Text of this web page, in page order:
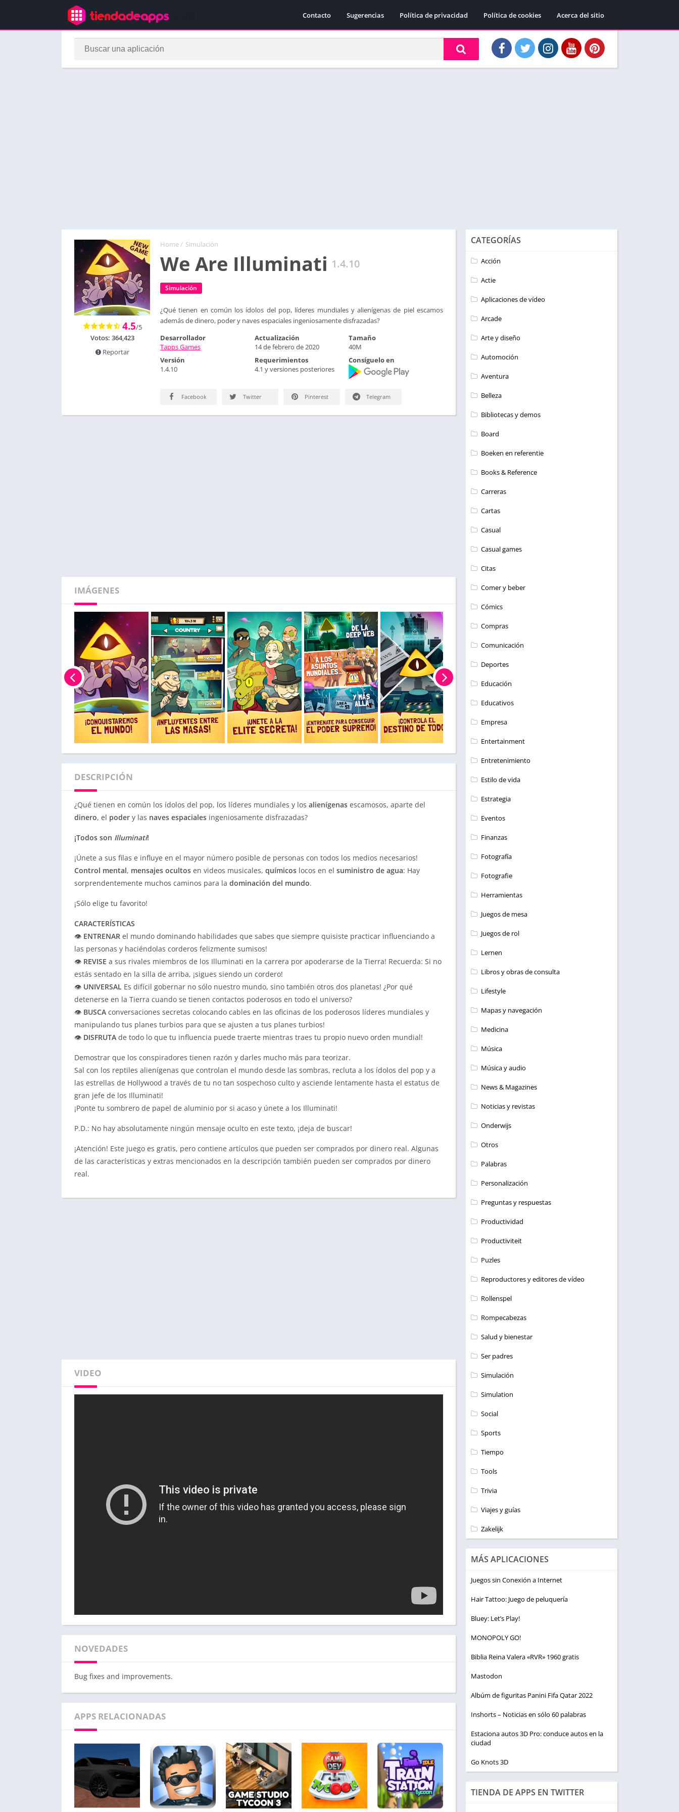
Contacto Sugerencias Política de privacidad Política de cookies Acerca del sitio
Home/ Simulación
We Are Illuminati 1.4.10
Simulación
¿Qué tienen en común los ídolos del pop, líderes mundiales y alienígenas de piel escamos
además de dinero, poder y naves espaciales ingeniosamente disfrazadas?
4.5/5
Votos: 364,423
Reportar
Desarrollador
Tapps Games
Actualización
14 de febrero de 2020
Tamaño
40M
Versión
1.4.10
Requerimientos
4.1 y versiones posteriores
Consíguelo en
Facebook Twitter Pinterest Telegram
IMÁGENES
DESCRIPCIÓN
¿Qué tienen en común los ídolos del pop, los líderes mundiales y los alienígenas escamosos, aparte del
dinero, el poder y las naves espaciales ingeniosamente disfrazadas?
¡Todos son Illuminati!
¡Únete a sus filas e influye en el mayor número posible de personas con todos los medios necesarios!
Control mental, mensajes ocultos en videos musicales, químicos locos en el suministro de agua: Hay
sorprendentemente muchos caminos para la dominación del mundo.
¡Sólo elige tu favorito!
CARACTERÍSTICAS
👁️ ENTRENAR el mundo dominando habilidades que sabes que siempre quisiste practicar influenciando a
las personas y haciéndolas corderos felizmente sumisos!
👁️ REVISE a sus rivales miembros de los Illuminati en la carrera por apoderarse de la Tierra! Recuerda: Si no
estás sentado en la silla de arriba, ¡sigues siendo un cordero!
👁️ UNIVERSAL Es difícil gobernar no sólo nuestro mundo, sino también otros dos planetas! ¿Por qué
detenerse en la Tierra cuando se tienen contactos poderosos en todo el universo?
👁️ BUSCA conversaciones secretas colocando cables en las oficinas de los poderosos líderes mundiales y
manipulando tus planes turbios para que se ajusten a tus planes turbios!
👁️ DISFRUTA de todo lo que tu influencia puede traerte mientras traes tu propio nuevo orden mundial!
Demostrar que los conspiradores tienen razón y darles mucho más para teorizar.
Sal con los reptiles alienígenas que controlan el mundo desde las sombras, recluta a los ídolos del pop y a
las estrellas de Hollywood a través de tu no tan sospechoso culto y asciende lentamente hasta el estatus de
gran jefe de los Illuminati!
¡Ponte tu sombrero de papel de aluminio por si acaso y únete a los Illuminati!
P.D.: No hay absolutamente ningún mensaje oculto en este texto, ¡deja de buscar!
¡Atención! Este juego es gratis, pero contiene artículos que pueden ser comprados por dinero real. Algunas
de las características y extras mencionados en la descripción también pueden ser comprados por dinero
real.
VIDEO
NOVEDADES
Bug fixes and improvements.
APPS RELACIONADAS
CATEGORÍAS
Acción
Actie
Aplicaciones de vídeo
Arcade
Arte y diseño
Automoción
Aventura
Belleza
Bibliotecas y demos
Board
Boeken en referentie
Books & Reference
Carreras
Cartas
Casual
Casual games
Citas
Comer y beber
Cómics
Compras
Comunicación
Deportes
Educación
Educativos
Empresa
Entertainment
Entretenimiento
Estilo de vida
Estrategia
Eventos
Finanzas
Fotografía
Fotografie
Herramientas
Juegos de mesa
Juegos de rol
Lernen
Libros y obras de consulta
Lifestyle
Mapas y navegación
Medicina
Música
Música y audio
News & Magazines
Noticias y revistas
Onderwijs
Otros
Palabras
Personalización
Preguntas y respuestas
Productividad
Productiviteit
Puzles
Reproductores y editores de vídeo
Rollenspel
Rompecabezas
Salud y bienestar
Ser padres
Simulación
Simulation
Social
Sports
Tiempo
Tools
Trivia
Viajes y guías
Zakelijk
MÁS APLICACIONES
Juegos sin Conexión a Internet
Hair Tattoo: Juego de peluquería
Bluey: Let’s Play!
MONOPOLY GO!
Biblia Reina Valera «RVR» 1960 gratis
Mastodon
Albúm de figuritas Panini Fifa Qatar 2022
Inshorts – Noticias en sólo 60 palabras
Estaciona autos 3D Pro: conduce autos en la
ciudad
Go Knots 3D
TIENDA DE APPS EN TWITTER